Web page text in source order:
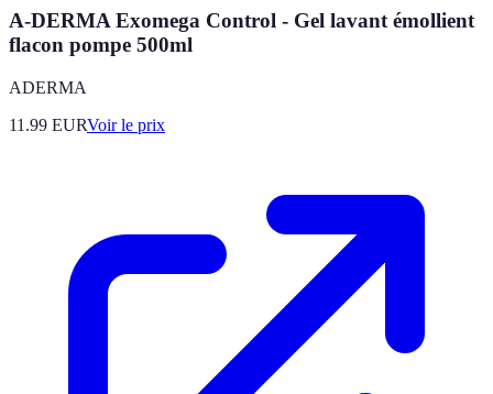
A-DERMA Exomega Control - Gel lavant émollient
flacon pompe 500ml
ADERMA
11.99 EURVoir le prix